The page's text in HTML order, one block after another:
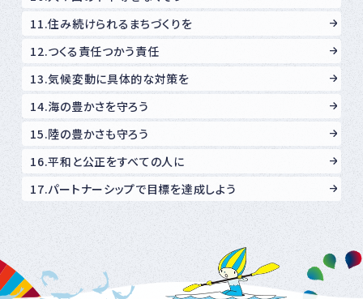
11.住み続けられるまちづくりを
12.つくる責任つかう責任
13.気候変動に具体的な対策を
14.海の豊かさを守ろう
15.陸の豊かさも守ろう
16.平和と公正をすべての人に
17.パートナーシップで目標を達成しよう